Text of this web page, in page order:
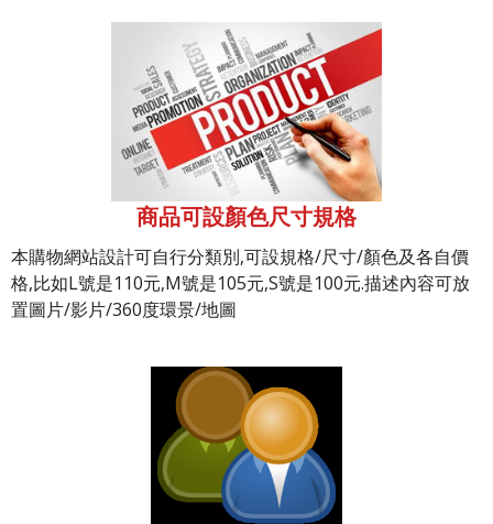
商品可設顏色尺寸規格
本購物網站設計可自行分類別,可設規格/尺寸/顏色及各自價
格,比如L號是110元,M號是105元,S號是100元.描述內容可放
置圖片/影片/360度環景/地圖